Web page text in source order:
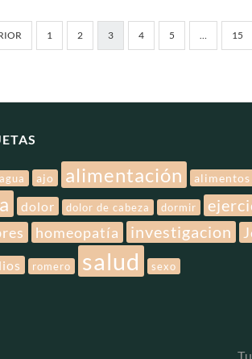
1 2 3 4 5 … 15
agua ajo alimentación alimentos
dolor dolor de cabeza dormir
homeopatía investigacion
romero salud sexo